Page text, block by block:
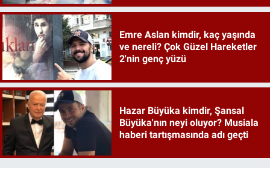
Emre Aslan kimdir, kaç yaşında
ve nereli? Çok Güzel Hareketler
2'nin genç yüzü
Hazar Büyüka kimdir, Şansal
Büyüka'nın neyi oluyor? Musiala
haberi tartışmasında adı geçti